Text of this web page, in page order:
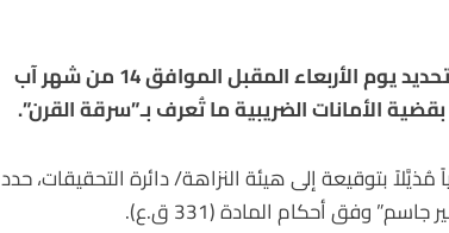
قررت محكمة جنايات مكافحة الفساد المركزية، تحديد يوم الأربعاء المقبل الموافق 14 من شهر آب
الأمانات الضريبية ما تُعرف بـ”سرقة القرن”.
بتوقيعة إلى هيئة النزاهة/ دائرة التحقيقات، حدد
وفق أحكام المادة (331 ق.ع).